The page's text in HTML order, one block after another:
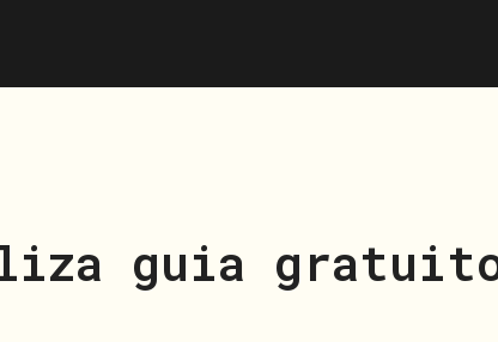
guia gratuito